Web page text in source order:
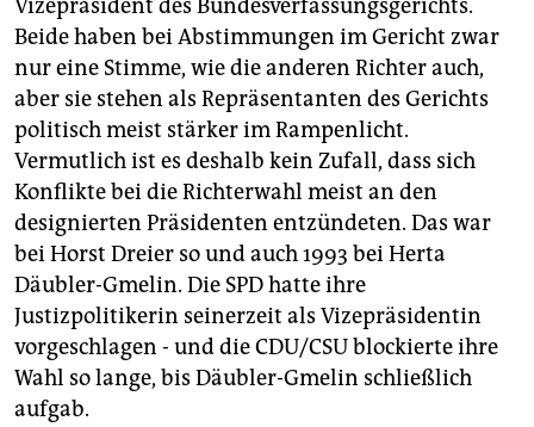
Vizepräsident des Bundesverfassungsgerichts.
Beide haben bei Abstimmungen im Gericht zwar
nur eine Stimme, wie die anderen Richter auch,
aber sie stehen als Repräsentanten des Gerichts
politisch meist stärker im Rampenlicht.
Vermutlich ist es deshalb kein Zufall, dass sich
Konflikte bei die Richterwahl meist an den
designierten Präsidenten entzündeten. Das war
bei Horst Dreier so und auch 1993 bei Herta
Däubler-Gmelin. Die SPD hatte ihre
Justizpolitikerin seinerzeit als Vizepräsidentin
vorgeschlagen - und die CDU/CSU blockierte ihre
Wahl so lange, bis Däubler-Gmelin schließlich
aufgab.